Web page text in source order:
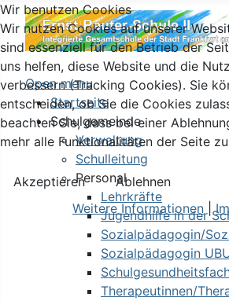
Open menu
Startseite
Schulgemeinde
Verwaltung
Schulleitung
Personal
Lehrkräfte
Jugendhilfe in der
Sozialpädagogin/
Sozialpädagogin
Therapeutinnen/
Wir benutzen Cookies
Wir nutzen Cookies auf unserer
sind essenziell für den Betrieb der
uns helfen, diese Website und die
verbessern (Tracking Cookies). Sie
entscheiden, ob Sie die Cookies
beachten Sie, dass bei einer
mehr alle Funktionalitäten der Seite
Akzeptieren
Ablehnen
Weitere Informationen |